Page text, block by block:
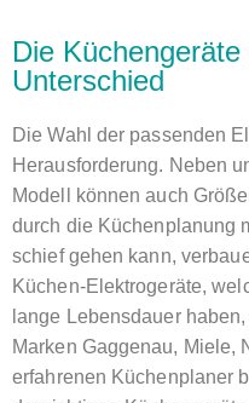
Die
Unterschied
Die Wahl der passenden
Herausforderung. Neben
Modell können auch
durch die Küchenplanung
schief gehen kann,
Küchen-Elektrogeräte,
lange Lebensdauer
Marken Gaggenau, Miele,
erfahrenen Küchenplaner